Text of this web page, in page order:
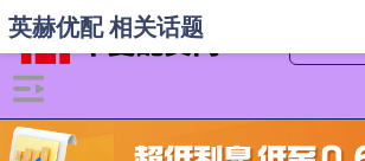
英赫优配 相关话题